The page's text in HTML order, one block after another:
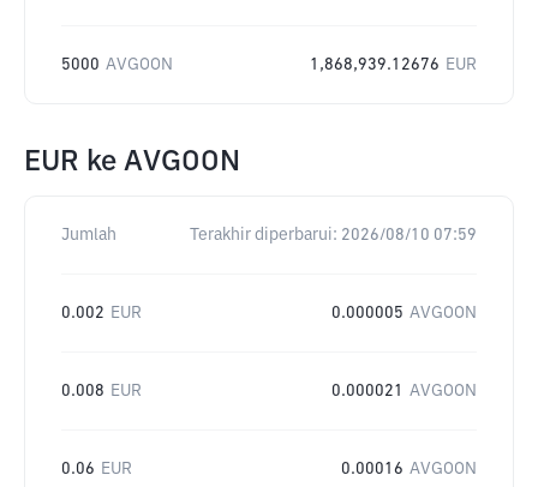
5000 AVGOON 1,868,939.12676 EUR
EUR ke AVGOON
Jumlah Terakhir diperbarui: 2026/08/10 07:59
0.002 EUR 0.000005 AVGOON
0.008 EUR 0.000021 AVGOON
0.06 EUR 0.00016 AVGOON